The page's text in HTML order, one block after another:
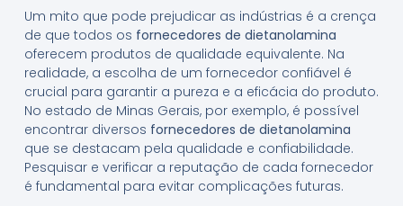
Um mito que pode prejudicar as indústrias é a crença
de que todos os fornecedores de dietanolamina
oferecem produtos de qualidade equivalente. Na
realidade, a escolha de um fornecedor confiável é
crucial para garantir a pureza e a eficácia do produto.
No estado de Minas Gerais, por exemplo, é possível
encontrar diversos fornecedores de dietanolamina
que se destacam pela qualidade e confiabilidade.
Pesquisar e verificar a reputação de cada fornecedor
é fundamental para evitar complicações futuras.